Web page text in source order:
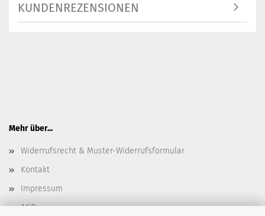
KUNDENREZENSIONEN
Mehr über...
Widerrufsrecht & Muster-Widerrufsformular
Kontakt
Impressum
AGB